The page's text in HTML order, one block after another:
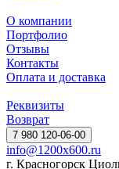
О компании
Портфолио
Отзывы
Контакты
Оплата и доставка
Реквизиты
Возврат
7 980 120-06-00
info@1200x600.ru
г. Красногорск